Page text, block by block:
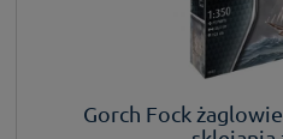
Gorch Fock